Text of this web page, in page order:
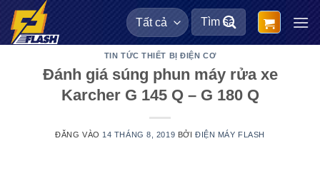
qua
nội
Tìm
kiếm:
TIN TỨC THIẾT BỊ ĐIỆN CƠ
Đánh giá súng phun máy rửa xe
Karcher G 145 Q – G 180 Q
ĐĂNG VÀO 14 THÁNG 8, 2019 BỞI ĐIỆN MÁY FLASH